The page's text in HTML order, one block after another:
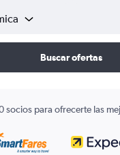
Buscar ofertas
socios para ofrecerte las